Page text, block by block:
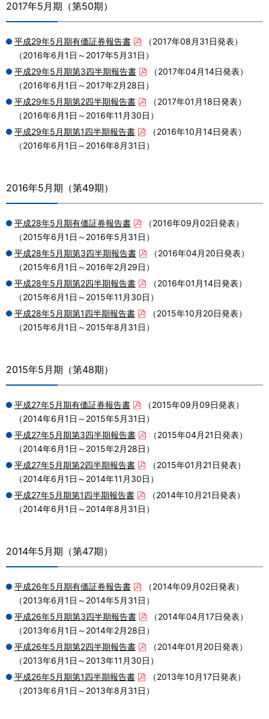
2017年5月期（第50期）
平成29年5月期有価証券報告書
（2017年08月31日発表）
（2016年6月1日～2017年5月31日）
平成29年5月期第3四半期報告書
（2017年04月14日発表）
（2016年6月1日～2017年2月28日）
平成29年5月期第2四半期報告書
（2017年01月18日発表）
（2016年6月1日～2016年11月30日）
平成29年5月期第1四半期報告書
（2016年10月14日発表）
（2016年6月1日～2016年8月31日）
2016年5月期（第49期）
平成28年5月期有価証券報告書
（2016年09月02日発表）
（2015年6月1日～2016年5月31日）
平成28年5月期第3四半期報告書
（2016年04月20日発表）
（2015年6月1日～2016年2月29日）
平成28年5月期第2四半期報告書
（2016年01月14日発表）
（2015年6月1日～2015年11月30日）
平成28年5月期第1四半期報告書
（2015年10月20日発表）
（2015年6月1日～2015年8月31日）
2015年5月期（第48期）
平成27年5月期有価証券報告書
（2015年09月09日発表）
（2014年6月1日～2015年5月31日）
平成27年5月期第3四半期報告書
（2015年04月21日発表）
（2014年6月1日～2015年2月28日）
平成27年5月期第2四半期報告書
（2015年01月21日発表）
（2014年6月1日～2014年11月30日）
平成27年5月期第1四半期報告書
（2014年10月21日発表）
（2014年6月1日～2014年8月31日）
2014年5月期（第47期）
平成26年5月期有価証券報告書
（2014年09月02日発表）
（2013年6月1日～2014年5月31日）
平成26年5月期第3四半期報告書
（2014年04月17日発表）
（2013年6月1日～2014年2月28日）
平成26年5月期第2四半期報告書
（2014年01月20日発表）
（2013年6月1日～2013年11月30日）
平成26年5月期第1四半期報告書
（2013年10月17日発表）
（2013年6月1日～2013年8月31日）